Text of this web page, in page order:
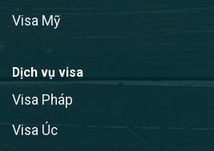
Visa Mỹ
Dịch vụ visa
Visa Pháp
Visa Úc